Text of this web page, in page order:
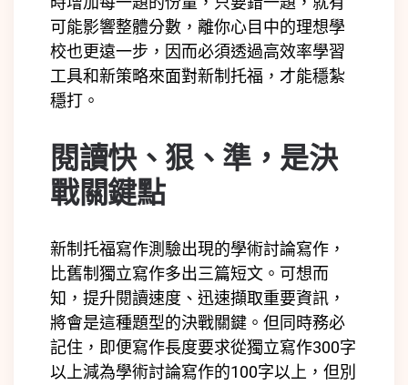
可能影響整體分數，離你心目中的理想學
校也更遠一步，因而必須透過高效率學習
工具和新策略來面對新制托福，才能穩紮
穩打。
閱讀快、狠、準，是決
戰關鍵點
新制托福寫作測驗出現的學術討論寫作，
比舊制獨立寫作多出三篇短文。可想而
知，提升閱讀速度、迅速擷取重要資訊，
將會是這種題型的決戰關鍵。但同時務必
記住，即便寫作長度要求從獨立寫作300字
以上減為學術討論寫作的100字以上，但別